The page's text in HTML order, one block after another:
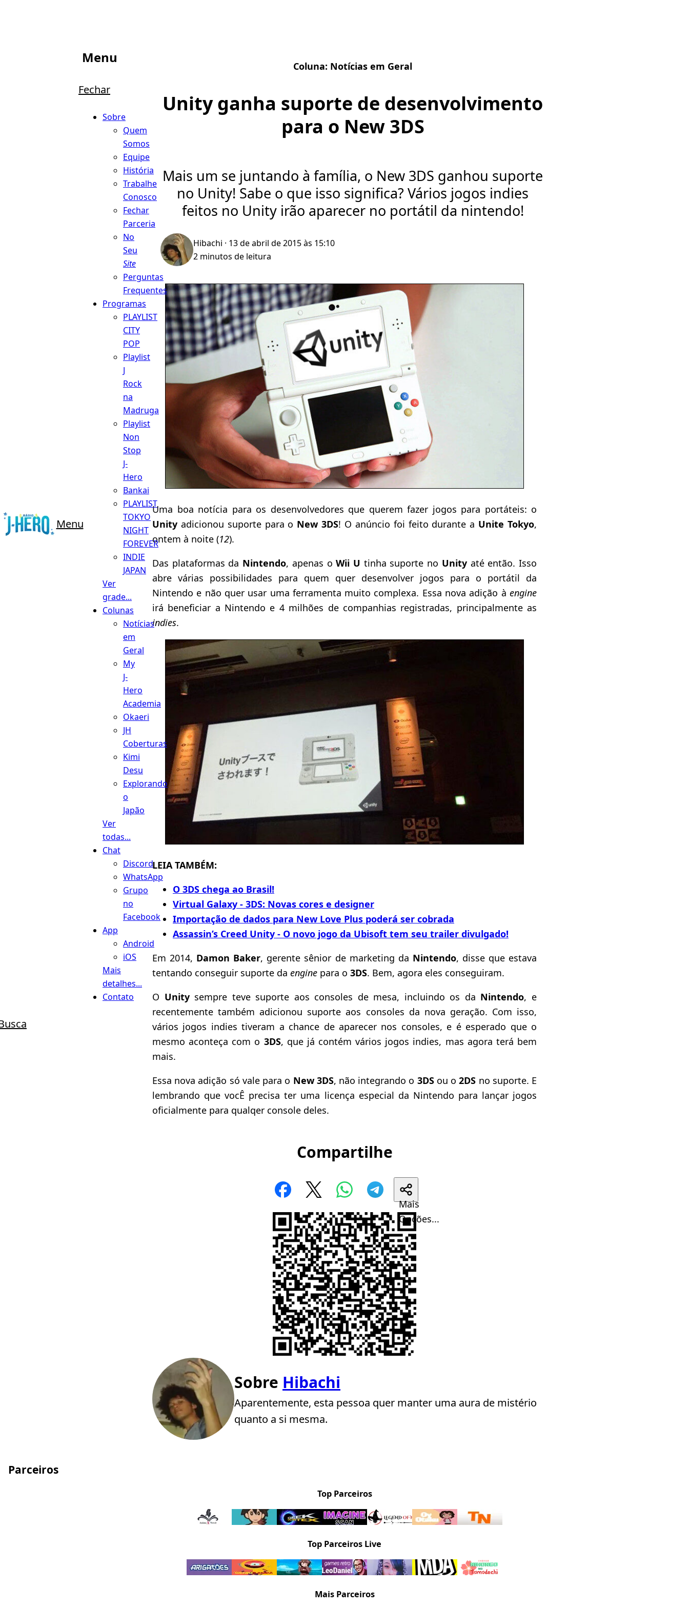
Menu
Menu
Fechar
Sobre
Quem
Somos
Equipe
História
Trabalhe
Conosco
Fechar
Parceria
No
Seu
Site
Perguntas
Frequentes
Programas
PLAYLIST
CITY
POP
Playlist
J
Rock
na
Madruga
Playlist
Non
Stop
J-
Hero
Bankai
PLAYLIST
TOKYO
NIGHT
FOREVER
INDIE
JAPAN
Ver
grade...
Colunas
Notícias
em
Geral
My
J-
Hero
Academia
Okaeri
JH
Coberturas
Kimi
Desu
Explorando
o
Japão
Ver
todas...
Chat
Discord
WhatsApp
Grupo
no
Facebook
App
Android
iOS
Mais
detalhes...
Contato
Coluna: Notícias em Geral
Unity ganha suporte de desenvolvimento
para o New 3DS
Mais um se juntando à família, o New 3DS ganhou suporte
no Unity! Sabe o que isso significa? Vários jogos indies
feitos no Unity irão aparecer no portátil da nintendo!
Hibachi · 13 de abril de 2015 às 15:10
2 minutos de leitura
Uma boa notícia para os desenvolvedores que querem fazer jogos para portáteis: o
Unity adicionou suporte para o New 3DS! O anúncio foi feito durante a Unite Tokyo,
ontem à noite (12).
Das plataformas da Nintendo, apenas oWii U tinha suporte no Unity até então. Isso
abre várias possibilidades para quem quer desenvolver jogos para o portátil da
Nintendo e não quer usar uma ferramenta muito complexa. Essa nova adição à engine
irá beneficiar a Nintendo e 4 milhões de companhias registradas, principalmente as
indies.
LEIA TAMBÉM:
O 3DS chega ao Brasil!
Virtual Galaxy - 3DS: Novas cores e designer
Importação de dados para New Love Plus poderá ser cobrada
Assassin’s Creed Unity - O novo jogo da Ubisoft tem seu trailer divulgado!
Em 2014, Damon Baker, gerente sênior de marketing da Nintendo, disse que estava
tentando conseguir suporte da engine para o 3DS. Bem, agora eles conseguiram.
O Unity sempre teve suporte aos consoles de mesa, incluindo os da Nintendo, e
recentemente também adicionou suporte aos consoles da nova geração. Com isso,
vários jogos indies tiveram a chance de aparecer nos consoles, e é esperado que o
mesmo aconteça com o 3DS, que já contém vários jogos indies, mas agora terá bem
mais.
Essa nova adição só vale para o New 3DS, não integrando o 3DS ou o2DS no suporte. E
lembrando que vocÊ precisa ter uma licença especial da Nintendo para lançar jogos
oficialmente para qualqer console deles.
Compartilhe
Mais
Opções...
Sobre Hibachi
Aparentemente, esta pessoa quer manter uma aura de mistério
quanto a si mesma.
Parceiros
Top Parceiros
Top Parceiros Live
Mais Parceiros